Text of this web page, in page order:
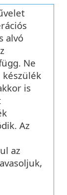
alvó
Ne
készülék
is
Az
az